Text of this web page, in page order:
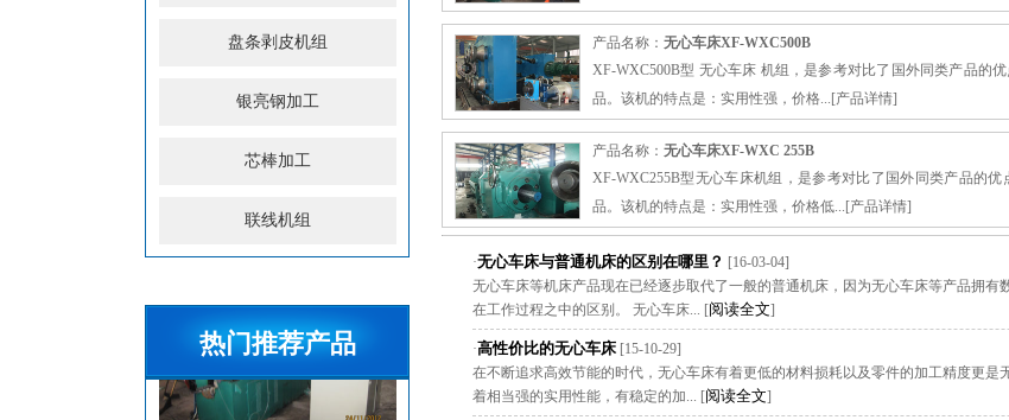
盘条剥皮机组
银亮钢加工
芯棒加工
联线机组
热门推荐产品
产品名称： 无心车床XF-WXC500B
XF-WXC500B型 无心车床 机组，是参考对比了国外同类产品的
品。该机的特点是：实用性强，价格...[产品详情]
产品名称： 无心车床XF-WXC 255B
XF-WXC255B型无心车床机组，是参考对比了国外同类产品的
品。该机的特点是：实用性强，价格低...[产品详情]
·无心车床与普通机床的区别在哪里？ [16-03-04]
无心车床等机床产品现在已经逐步取代了一般的普通机床，因为无心车床等产品拥
在工作过程之中的区别。 无心车床... [阅读全文]
·高性价比的无心车床 [15-10-29]
在不断追求高效节能的时代，无心车床有着更低的材料损耗以及零件的加工精度更
着相当强的实用性能，有稳定的加... [阅读全文]